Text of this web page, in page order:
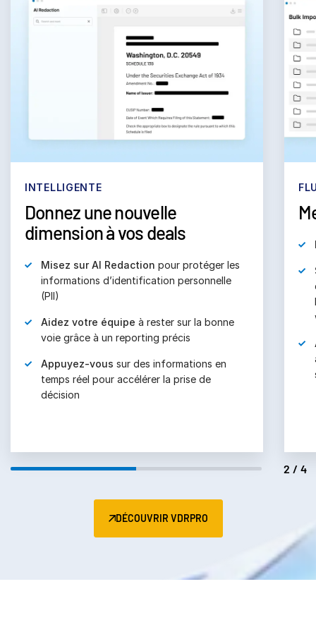
INTELLIGENTE
Donnez une nouvelle
dimension à vos deals
Misez sur AI Redaction pour protéger les
informations d’identification personnelle
(PII)
Aidez votre équipe à rester sur la bonne
voie grâce à un reporting précis
Appuyez-vous sur des informations en
temps réel pour accélérer la prise de
décision
2/4
DÉCOUVRIR VDRPRO